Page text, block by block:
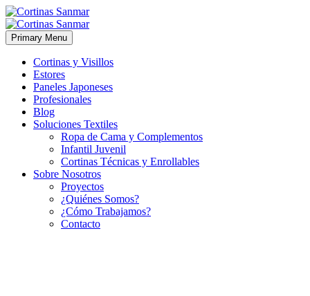
Primary Menu
Cortinas y Visillos
Estores
Paneles Japoneses
Profesionales
Blog
Soluciones Textiles
Ropa de Cama y Complementos
Infantil Juvenil
Cortinas Técnicas y Enrollables
Sobre Nosotros
Proyectos
¿Quiénes Somos?
¿Cómo Trabajamos?
Contacto